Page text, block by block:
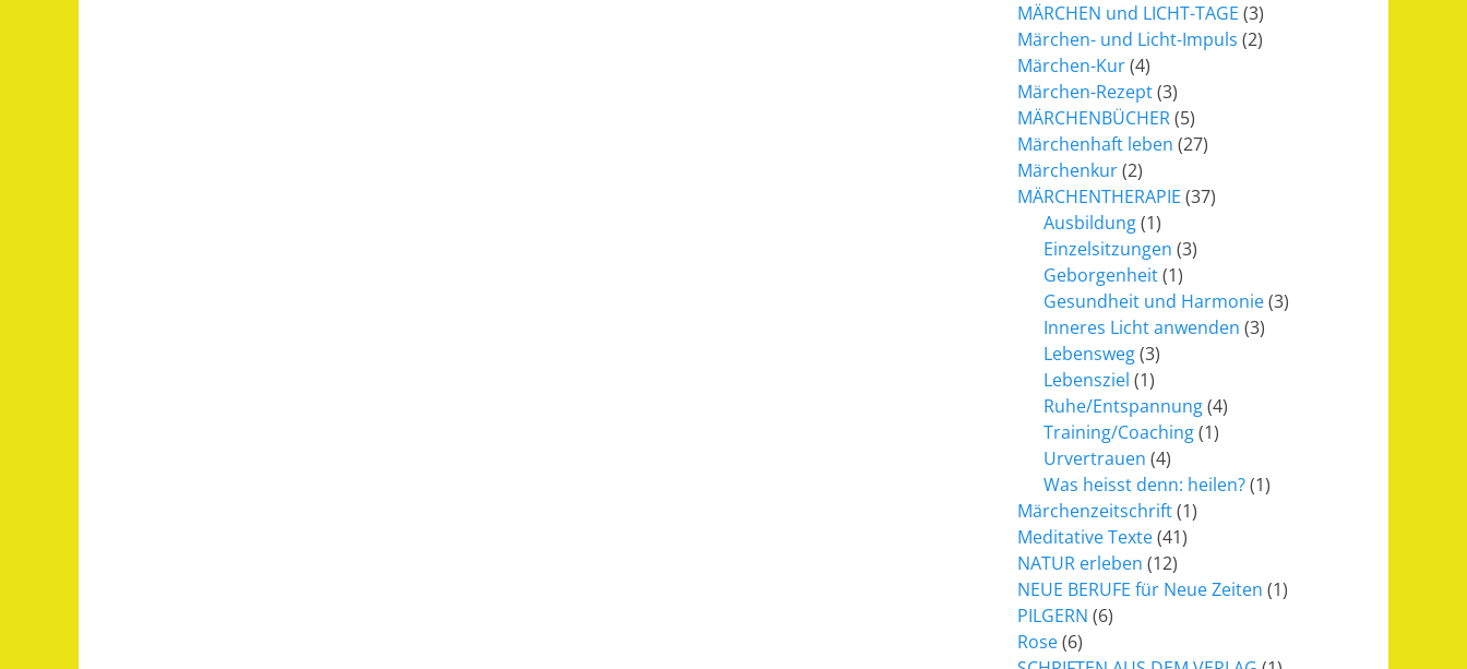
MÄRCHEN und LICHT-TAGE (3)
Märchen- und Licht-Impuls (2)
Märchen-Kur(4)
Märchen-Rezept(3)
MÄRCHENBÜCHER(5)
Märchenhaft leben (27)
Märchenkur(2)
MÄRCHENTHERAPIE (37)
Ausbildung(1)
Einzelsitzungen (3)
Geborgenheit(1)
Gesundheit und Harmonie(3)
Inneres Licht anwenden (3)
Lebensweg(3)
Lebensziel (1)
Ruhe/Entspannung(4)
Training/Coaching(1)
Urvertrauen (4)
Was heisst denn: heilen?(1)
Märchenzeitschrift(1)
Meditative Texte(41)
NATUR erleben (12)
NEUE BERUFE für Neue Zeiten (1)
PILGERN (6)
Rose(6)